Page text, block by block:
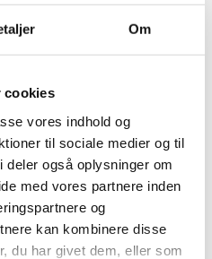
Om
cookies
vores indhold og
til sociale medier og til
også oplysninger om
med vores partnere inden
og
kan kombinere disse
du har givet dem, eller som
udvikling
udgangsmålingen
individuelle
(2021) og frem mod
som kan få betydning for
kan du læse nærmere om
analyser